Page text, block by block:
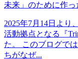
2025年7月14日より
活動拠点となる『
た。 このブログで
ちがなぜ...